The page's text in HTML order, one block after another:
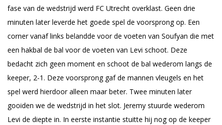
fase van de wedstrijd werd FC Utrecht overklast. Geen drie
minuten later leverde het goede spel de voorsprong op. Een
corner vanaf links belandde voor de voeten van Soufyan die met
een hakbal de bal voor de voeten van Levi schoot. Deze
bedacht zich geen moment en schoot de bal wederom langs de
keeper, 2-1. Deze voorsprong gaf de mannen vleugels en het
spel werd hierdoor alleen maar beter. Twee minuten later
gooiden we de wedstrijd in het slot. Jeremy stuurde wederom
Levi de diepte in. In eerste instantie stuitte hij nog op de keeper